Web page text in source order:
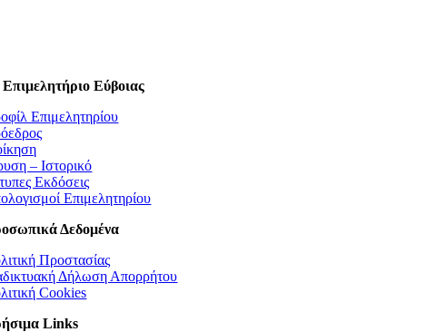
Εύβοιας
Επιμελητηρίου
– Ιστορικό
Εκδόσεις
Επιμελητηρίου
Δεδομένα
Προστασίας
Δήλωση Απορρήτου
Cookies
Links